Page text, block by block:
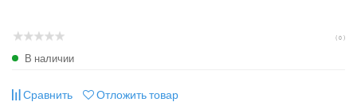
( 0 )
В наличии
Сравнить Отложить товар